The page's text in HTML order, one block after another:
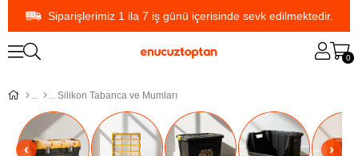
Siparişlerimiz 1 ila 7 iş günü içerisinde sevk edilmektedir.
0
Silikon Tabanca ve Mumları